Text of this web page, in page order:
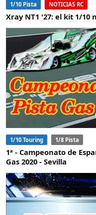
1/10 Pista NOTICIAS RC
Xray NT1 '27: el kit 1/
1/10 Touring 1/8 Pista
1ª - Campeonato de
Gas 2020 - Sevilla